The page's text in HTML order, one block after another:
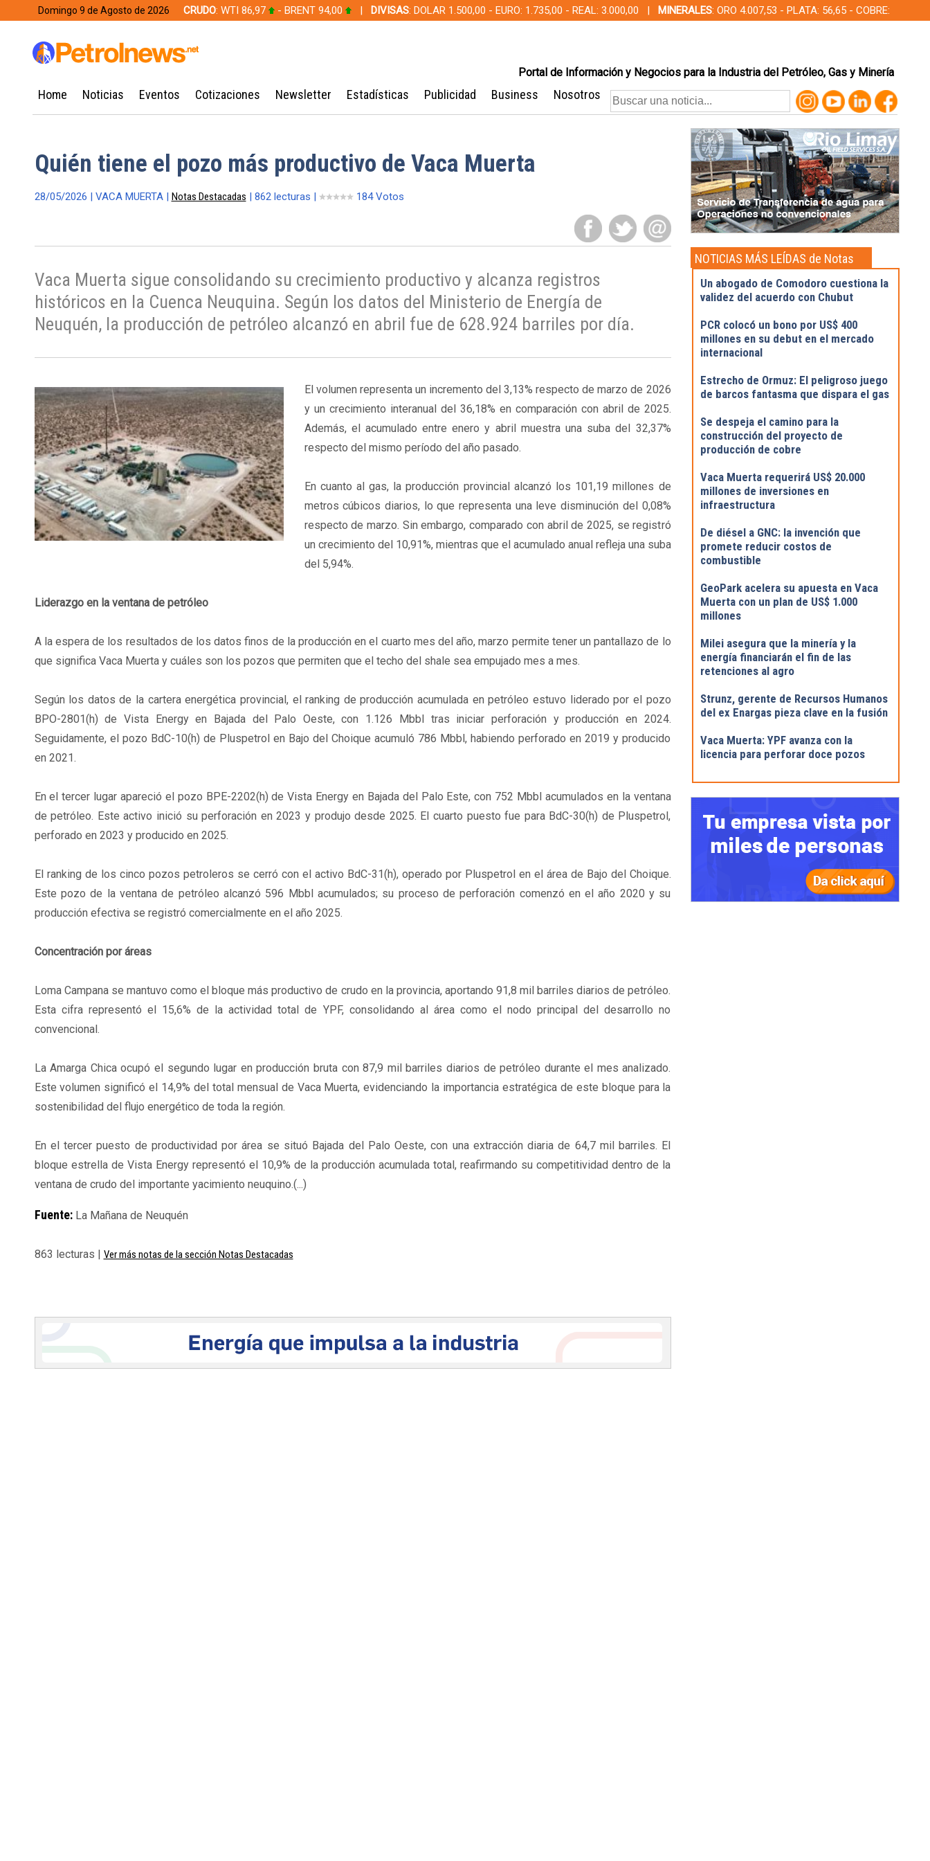
Domingo 9 de Agosto de 2026 CRUDO: WTI 86,97 - BRENT 94,00 | DIVISAS: DOLAR 1.500,00 - EURO: 1.735,00 - REAL: 3.000,00 | MINERALES: ORO 4.007,53 - PLATA: 56,65 - COBRE:
Portal de Información y Negocios para la Industria del Petróleo, Gas y Minería
Home Noticias Eventos Cotizaciones Newsletter Estadísticas Publicidad Business Nosotros
Quién tiene el pozo más productivo de Vaca Muerta
28/05/2026 | VACA MUERTA | Notas Destacadas | 862 lecturas | 184 Votos
Vaca Muerta sigue consolidando su crecimiento productivo y alcanza registros
históricos en la Cuenca Neuquina. Según los datos del Ministerio de Energía de
Neuquén, la producción de petróleo alcanzó en abril fue de 628.924 barriles por día.
El volumen representa un incremento del 3,13% respecto de marzo de 2026
y un crecimiento interanual del 36,18% en comparación con abril de 2025.
Además, el acumulado entre enero y abril muestra una suba del 32,37%
respecto del mismo período del año pasado.
En cuanto al gas, la producción provincial alcanzó los 101,19 millones de
metros cúbicos diarios, lo que representa una leve disminución del 0,08%
respecto de marzo. Sin embargo, comparado con abril de 2025, se registró
un crecimiento del 10,91%, mientras que el acumulado anual refleja una suba
del 5,94%.
Liderazgo en la ventana de petróleo
A la espera de los resultados de los datos finos de la producción en el cuarto mes del año, marzo permite tener un pantallazo de lo
que significa Vaca Muerta y cuáles son los pozos que permiten que el techo del shale sea empujado mes a mes.
Según los datos de la cartera energética provincial, el ranking de producción acumulada en petróleo estuvo liderado por el pozo
BPO-2801(h) de Vista Energy en Bajada del Palo Oeste, con 1.126 Mbbl tras iniciar perforación y producción en 2024.
Seguidamente, el pozo BdC-10(h) de Pluspetrol en Bajo del Choique acumuló 786 Mbbl, habiendo perforado en 2019 y producido
en 2021.
En el tercer lugar apareció el pozo BPE-2202(h) de Vista Energy en Bajada del Palo Este, con 752 Mbbl acumulados en la ventana
de petróleo. Este activo inició su perforación en 2023 y produjo desde 2025. El cuarto puesto fue para BdC-30(h) de Pluspetrol,
perforado en 2023 y producido en 2025.
El ranking de los cinco pozos petroleros se cerró con el activo BdC-31(h), operado por Pluspetrol en el área de Bajo del Choique.
Este pozo de la ventana de petróleo alcanzó 596 Mbbl acumulados; su proceso de perforación comenzó en el año 2020 y su
producción efectiva se registró comercialmente en el año 2025.
Concentración por áreas
Loma Campana se mantuvo como el bloque más productivo de crudo en la provincia, aportando 91,8 mil barriles diarios de petróleo.
Esta cifra representó el 15,6% de la actividad total de YPF, consolidando al área como el nodo principal del desarrollo no
convencional.
La Amarga Chica ocupó el segundo lugar en producción bruta con 87,9 mil barriles diarios de petróleo durante el mes analizado.
Este volumen significó el 14,9% del total mensual de Vaca Muerta, evidenciando la importancia estratégica de este bloque para la
sostenibilidad del flujo energético de toda la región.
En el tercer puesto de productividad por área se situó Bajada del Palo Oeste, con una extracción diaria de 64,7 mil barriles. El
bloque estrella de Vista Energy representó el 10,9% de la producción acumulada total, reafirmando su competitividad dentro de la
ventana de crudo del importante yacimiento neuquino.(...)
Fuente:La Mañana de Neuquén
863 lecturas | Ver más notas de la sección Notas Destacadas
NOTICIAS MÁS LEÍDAS de Notas
Destacadas
Un abogado de Comodoro cuestiona la
validez del acuerdo con Chubut
PCR colocó un bono por US$ 400
millones en su debut en el mercado
internacional
Estrecho de Ormuz: El peligroso juego
de barcos fantasma que dispara el gas
Se despeja el camino para la
construcción del proyecto de
producción de cobre
Vaca Muerta requerirá US$ 20.000
millones de inversiones en
infraestructura
De diésel a GNC: la invención que
promete reducir costos de
combustible
GeoPark acelera su apuesta en Vaca
Muerta con un plan de US$ 1.000
millones
Milei asegura que la minería y la
energía financiarán el fin de las
retenciones al agro
Strunz, gerente de Recursos Humanos
del ex Enargas pieza clave en la fusión
Vaca Muerta: YPF avanza con la
licencia para perforar doce pozos